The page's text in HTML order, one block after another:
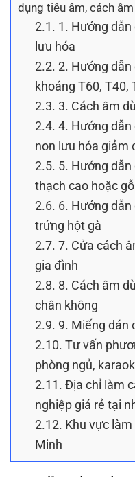
dụng tiêu âm, cách
2.1. 1. Hướng
lưu hóa
2.2. 2. Hướng dẫn
khoáng T60, T40,
2.3. 3. Cách âm
2.4. 4. Hướng dẫn
non lưu hóa giảm
2.5. 5. Hướng
thạch cao hoặc
2.6. 6. Hướng
trứng hột gà
2.7. 7. Cửa cách
gia đình
2.8. 8. Cách âm
chân không
2.9. 9. Miếng dán
2.10. Tư vấn
phòng ngủ,
2.11. Địa chỉ làm
nghiệp giá rẻ tại
2.12. Khu vực
Minh